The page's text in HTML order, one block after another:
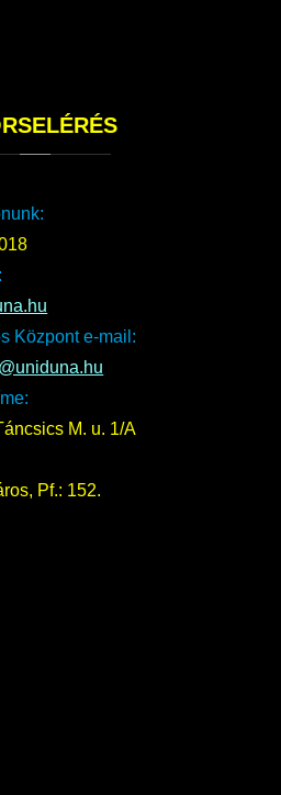
Központ e-mail:
M. u. 1/A
Pf.: 152.